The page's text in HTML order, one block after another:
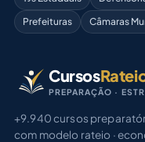
Prefeituras
Câmaras
Cursos
PREPARAÇÃO ·
+9.940 cursos
com modelo rateio ·